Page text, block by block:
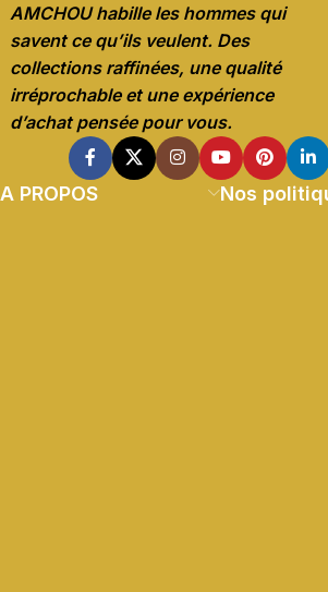
AMCHOU habille les hommes qui
savent ce qu’ils veulent. Des
collections raffinées, une qualité
irréprochable et une expérience
d’achat pensée pour vous.
A PROPOS Nos